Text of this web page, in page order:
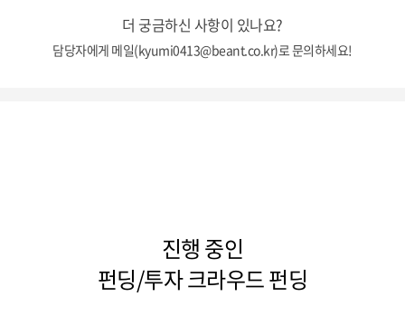
더 궁금하신 사항이 있나요?
담당자에게 메일(kyumi0413@beant.co.kr)로 문의하세요!
진행 중인
펀딩/투자 크라우드 펀딩